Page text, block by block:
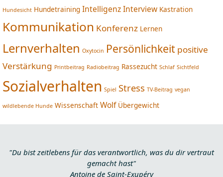
Hundesicht Hundetraining IntelligenzInterview Kastration
Kommunikation Konferenz Lernen
Lernverhalten Oxytocin Persönlichkeit positive
Verstärkung Printbeitrag Radiobeitrag Rassezucht Schlaf Sichtfeld
Sozialverhalten Spiel Stress TV-Beitrag vegan
wildlebende Hunde Wissenschaft Wolf Übergewicht
"Du bist zeitlebens für das verantwortlich, was du dir vertraut
gemacht hast"
Antoine de Saint-Exupéry